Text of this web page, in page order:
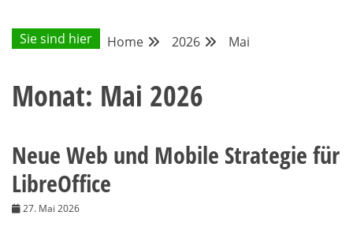
COMMUNITY-
BLOG
Sie sind hier Home 2026 Mai
Monat: Mai 2026
Neue Web und Mobile Strategie für
LibreOffice
27. Mai 2026